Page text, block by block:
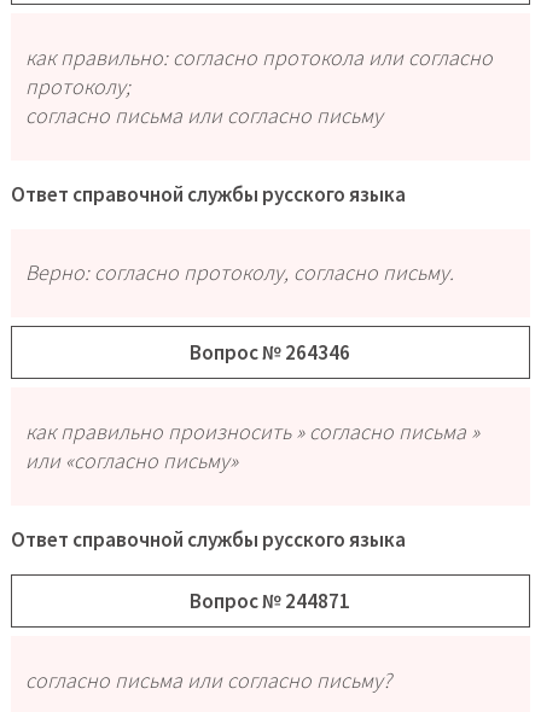
как правильно: согласно протокола или согласно
протоколу;
согласно письма или согласно письму
Ответ справочной службы русского языка
Верно: согласно протоколу, согласно письму.
Вопрос № 264346
как правильно произносить » согласно письма »
или «согласно письму»
Ответ справочной службы русского языка
Вопрос № 244871
согласно письма или согласно письму?